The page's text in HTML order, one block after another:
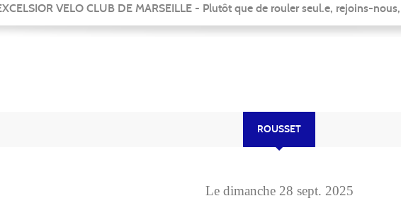
VELO CLUB DE MARSEILLE - Plutôt que de rouler seul.e, rejoins-
ROUSSET
Le dimanche 28 sept. 2025